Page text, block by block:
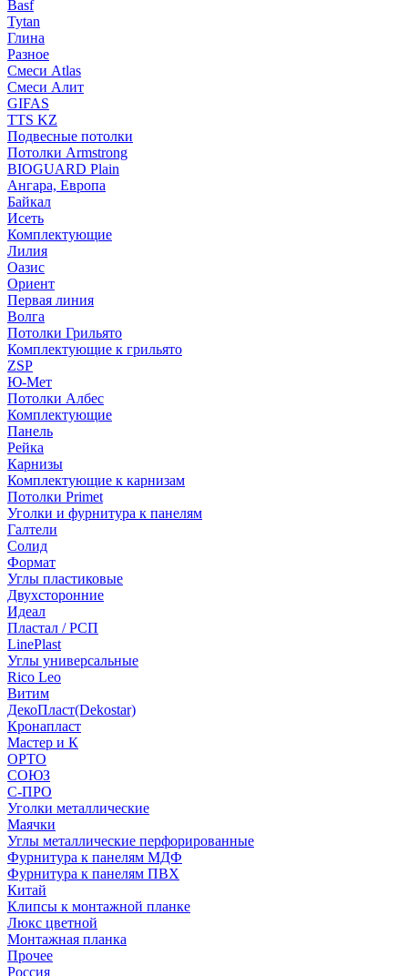
Basf
Tytan
Глина
Разное
Смеси Atlas
Смеси Алит
GIFAS
TTS KZ
Подвесные потолки
Потолки Armstrong
BIOGUARD Plain
Ангара, Европа
Байкал
Исеть
Комплектующие
Лилия
Оазис
Ориент
Первая линия
Волга
Потолки Грильято
Комплектующие к грильято
ZSP
Ю-Мет
Потолки Албес
Комплектующие
Панель
Рейка
Карнизы
Комплектующие к карнизам
Потолки Primet
Уголки и фурнитура к панелям
Галтели
Солид
Формат
Углы пластиковые
Двухсторонние
Идеал
Пластал / РСП
LinePlast
Углы универсальные
Rico Leo
Витим
ДекоПласт(Dekostar)
Кронапласт
Мастер и К
ОРТО
СОЮЗ
С-ПРО
Уголки металлические
Маячки
Углы металлические перфорированные
Фурнитура к панелям МДФ
Фурнитура к панелям ПВХ
Китай
Клипсы к монтажной планке
Люкс цветной
Монтажная планка
Прочее
Россия